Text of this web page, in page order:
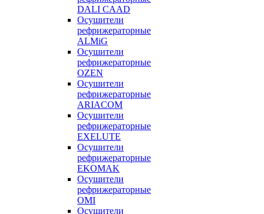
DALI CAAD
Осушители
рефрижераторные
ALMiG
Осушители
рефрижераторные
OZEN
Осушители
рефрижераторные
ARIACOM
Осушители
рефрижераторные
EXELUTE
Осушители
рефрижераторные
EKOMAK
Осушители
рефрижераторные
OMI
Осушители